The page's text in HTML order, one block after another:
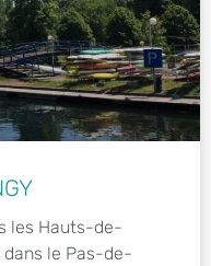
les Hauts-de-
le Pas-de-